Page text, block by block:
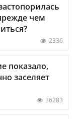
чем
2336
показало,
заселяет
36283